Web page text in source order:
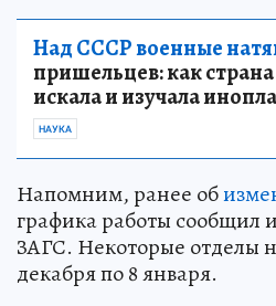
Над СССР военные
пришельцев: как страна
искала и изучала
НАУКА
Напомним, ранее об
графика работы сообщил
ЗАГС. Некоторые отделы
декабря по 8 января.